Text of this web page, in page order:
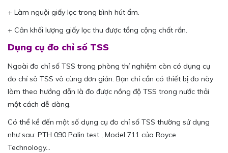
+ Làm nguội giấy lọc trong bình hút ẩm.
+ Cân khối lượng giấy lọc thu được tổng cộng chất rắn.
Dụng cụ đo chỉ số TSS
Ngoài đo chỉ số TSS trong phòng thí nghiệm còn có dụng cụ
đo chỉ sô TSS vô cùng đơn giản. Bạn chỉ cần có thiết bị đo này
làm theo hướng dẫn là đo được nồng độ TSS trong nước thải
một cách dễ dàng.
Có thể kể đến một số dụng cụ đo chỉ số TSS thường sử dụng
như sau: PTH 090 Palin test , Model 711 của Royce
Technology…